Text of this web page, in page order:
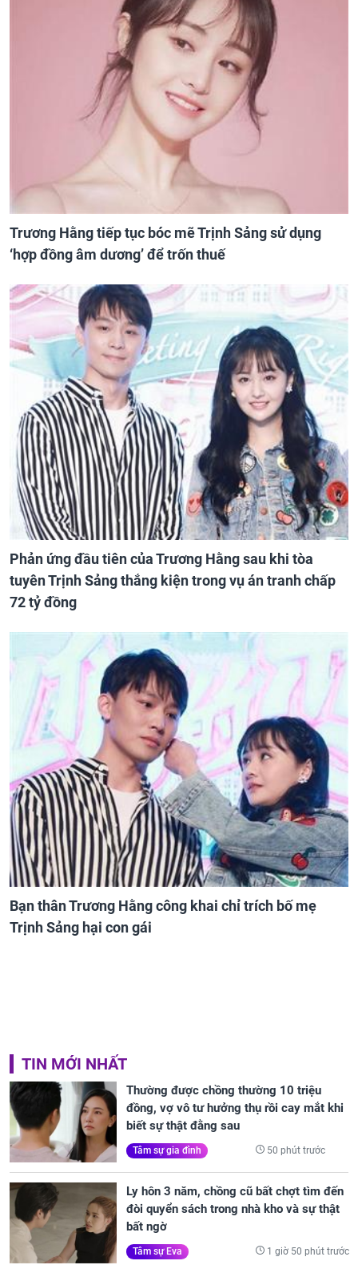
Trương Hằng tiếp tục bóc mẽ Trịnh Sảng sử dụng
‘hợp đồng âm dương’ để trốn thuế
Phản ứng đầu tiên của Trương Hằng sau khi tòa
tuyên Trịnh Sảng thắng kiện trong vụ án tranh chấp
72 tỷ đồng
Bạn thân Trương Hằng công khai chỉ trích bố mẹ
Trịnh Sảng hại con gái
TIN MỚI NHẤT
Thường được chồng thường 10 triệu
đồng, vợ vô tư hưởng thụ rồi cay mắt khi
biết sự thật đằng sau
Tâm sự gia đình 50 phút trước
Ly hôn 3 năm, chồng cũ bất chợt tìm đến
đòi quyển sách trong nhà kho và sự thật
bất ngờ
Tâm sự Eva 1 giờ 50 phút trước